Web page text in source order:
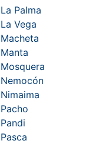
La Palma
La Vega
Macheta
Manta
Mosquera
Nemocón
Nimaima
Pacho
Pandi
Pasca